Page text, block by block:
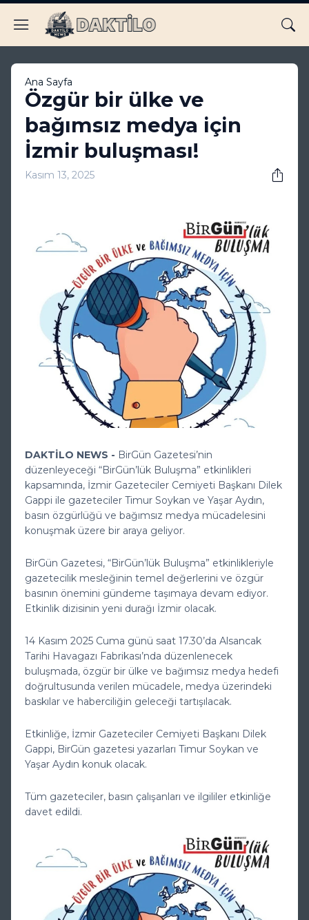
Ana Sayfa
Özgür bir ülke ve
bağımsız medya için
İzmir buluşması!
Kasım 13, 2025
DAKTİLO NEWS - BirGün Gazetesi’nin
düzenleyeceği “BirGün’lük Buluşma” etkinlikleri
kapsamında, İzmir Gazeteciler Cemiyeti Başkanı Dilek
Gappi ile gazeteciler Timur Soykan ve Yaşar Aydın,
basın özgürlüğü ve bağımsız medya mücadelesini
konuşmak üzere bir araya geliyor.
BirGün Gazetesi, “BirGün’lük Buluşma” etkinlikleriyle
gazetecilik mesleğinin temel değerlerini ve özgür
basının önemini gündeme taşımaya devam ediyor.
Etkinlik dizisinin yeni durağı İzmir olacak.
14 Kasım 2025 Cuma günü saat 17.30’da Alsancak
Tarihi Havagazı Fabrikası’nda düzenlenecek
buluşmada, özgür bir ülke ve bağımsız medya hedefi
doğrultusunda verilen mücadele, medya üzerindeki
baskılar ve haberciliğin geleceği tartışılacak.
Etkinliğe, İzmir Gazeteciler Cemiyeti Başkanı Dilek
Gappi, BirGün gazetesi yazarları Timur Soykan ve
Yaşar Aydın konuk olacak.
Tüm gazeteciler, basın çalışanları ve ilgililer etkinliğe
davet edildi.